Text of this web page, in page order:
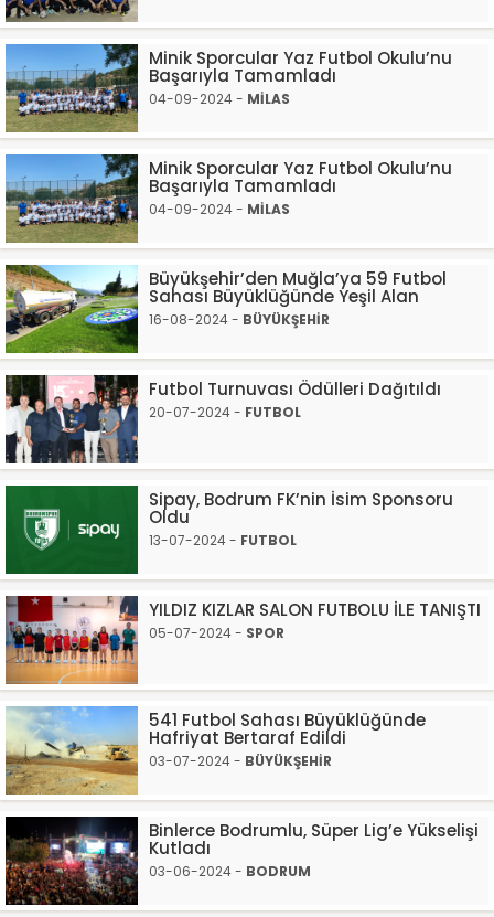
Minik Sporcular Yaz Futbol Okulu’nu
Başarıyla Tamamladı
04-09-2024 - MİLAS
Minik Sporcular Yaz Futbol Okulu’nu
Başarıyla Tamamladı
04-09-2024 - MİLAS
Büyükşehir’den Muğla’ya 59 Futbol
Sahası Büyüklüğünde Yeşil Alan
16-08-2024 - BÜYÜKŞEHİR
Futbol Turnuvası Ödülleri Dağıtıldı
20-07-2024 - FUTBOL
Sipay, Bodrum FK’nin İsim Sponsoru
Oldu
13-07-2024 - FUTBOL
YILDIZ KIZLAR SALON FUTBOLU İLE TANIŞTI
05-07-2024 - SPOR
541 Futbol Sahası Büyüklüğünde
Hafriyat Bertaraf Edildi
03-07-2024 - BÜYÜKŞEHİR
Binlerce Bodrumlu, Süper Lig’e Yükselişi
Kutladı
03-06-2024 - BODRUM